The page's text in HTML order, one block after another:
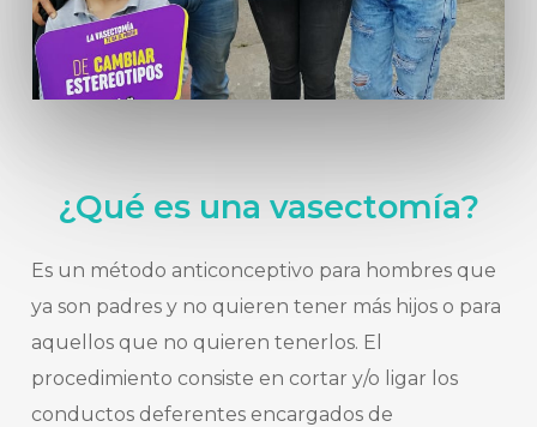
¿Qué es una vasectomía?
Es un método anticonceptivo para hombres que
ya son padres y no quieren tener más hijos o para
aquellos que no quieren tenerlos. El
procedimiento consiste en cortar y/o ligar los
conductos deferentes encargados de